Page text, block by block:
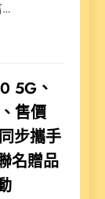
…
5G、
售價
步攜手
名贈品